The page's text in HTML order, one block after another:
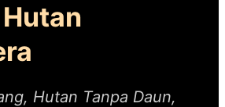
Hutan Tanpa Daun,